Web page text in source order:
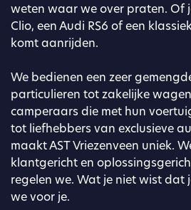
weten waar we over praten. Of
Clio, een Audi RS6 of een
komt aanrijden.
We bedienen een zeer
particulieren tot zakelijke
camperaars die met hun
tot liefhebbers van exclusieve
maakt AST Vriezenveen uniek.
klantgericht en
regelen we. Wat je niet wist dat
we voor je.